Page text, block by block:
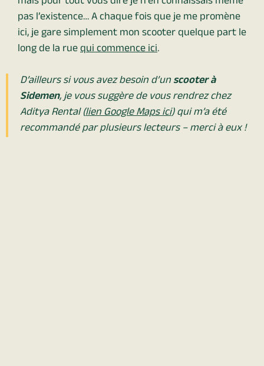
pas l’existence… A chaque fois que je me promène
ici, je gare simplement mon scooter quelque part le
long de la ruequi commence ici.
D’ailleurs si vous avez besoin d’unscooter à
Sidemen, je vous suggère de vous rendrez chez
Aditya Rental (lien Google Maps ici) qui m’a été
recommandé par plusieurs lecteurs – merci à eux !